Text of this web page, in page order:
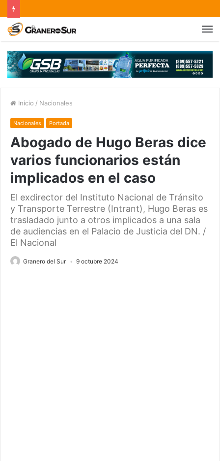
Inicio / Nacionales
Nacionales Portada
Abogado de Hugo Beras dice
varios funcionarios están
implicados en el caso
El exdirector del Instituto Nacional de Tránsito
y Transporte Terrestre (Intrant), Hugo Beras es
trasladado junto a otros implicados a una sala
de audiencias en el Palacio de Justicia del DN. /
El Nacional
Granero del Sur 9 octubre 2024